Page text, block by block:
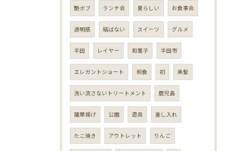
艶ボブ ランチ会 夏らしい お食事会
透明感 結ばない スイーツ グルメ
半田 レイヤー 和菓子 半田市
エレガントショート 和食 初 美髪
洗い流さないトリートメント 鹿児島
薩摩揚げ 公園 遊具 差し入れ
たこ焼き アウトレット りんご